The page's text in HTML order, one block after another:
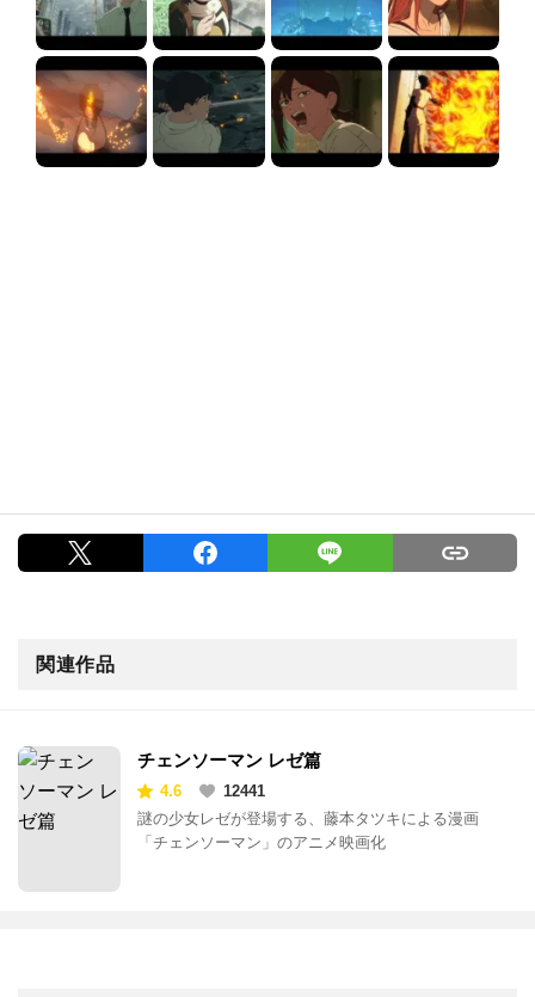
関連作品
チェンソーマン レゼ篇
4.6
12441
謎の少女レゼが登場する、藤本タツキによる漫画
「チェンソーマン」のアニメ映画化